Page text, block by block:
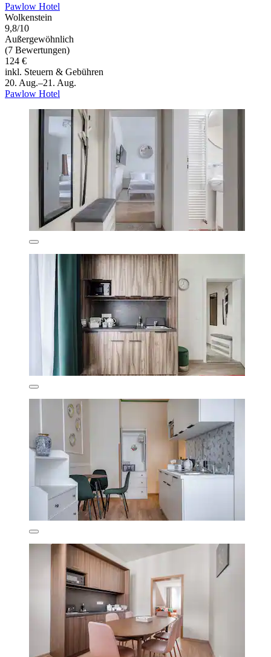
Pawlow Hotel
Wolkenstein
9,8/10
Außergewöhnlich
(7 Bewertungen)
124 €
inkl. Steuern & Gebühren
20. Aug.–21. Aug.
Pawlow Hotel